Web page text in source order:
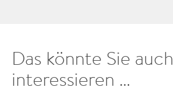
Das könnte Sie auch
interessieren …